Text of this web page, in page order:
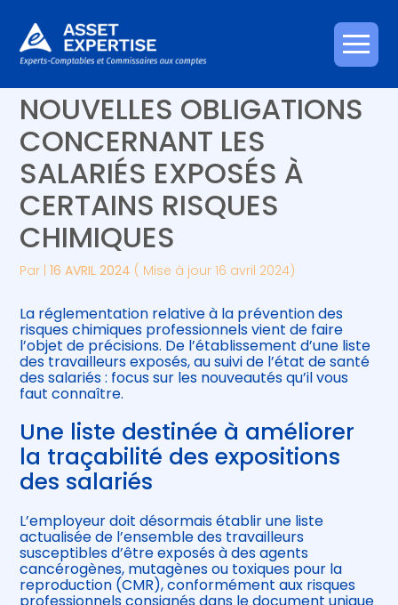
Aller
au
Créer et reprendre une activité
Gérer votre quotidien
Piloter votre entreprise
Développer votre entreprise
Construire votre patrimoine
Être prêt pour la facturation
Piloter votre gestion
Suivre votre comptabilité
Gérer vos ressources humaines
SANTÉ AU TRAVAIL : DE
NOUVELLES OBLIGATIONS
CONCERNANT LES
SALARIÉS EXPOSÉS À
CERTAINS RISQUES
CHIMIQUES
Par |16 AVRIL 2024 ( Mise à jour 16 avril 2024)
La réglementation relative à la prévention des
risques chimiques professionnels vient de faire
l’objet de précisions. De l’établissement d’une liste
des travailleurs exposés, au suivi de l’état de santé
des salariés : focus sur les nouveautés qu’il vous
faut connaître.
Une liste destinée à améliorer
la traçabilité des expositions
des salariés
L’employeur doit désormais établir une liste
actualisée de l’ensemble des travailleurs
susceptibles d’être exposés à des agents
cancérogènes, mutagènes ou toxiques pour la
reproduction (CMR), conformément aux risques